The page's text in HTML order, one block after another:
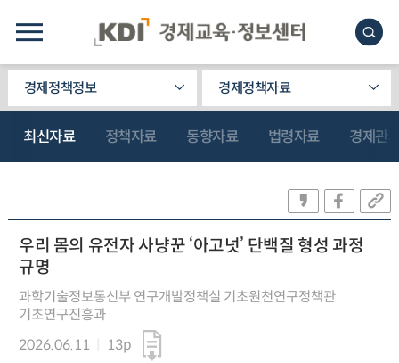
경제정책정보 경제정책자료
최신자료 정책자료 동향자료 법령자료 경제관
우리 몸의 유전자 사냥꾼 ‘아고넛’ 단백질 형성 과정
규명
과학기술정보통신부 연구개발정책실 기초원천연구정책관
기초연구진흥과
2026.06.11
13p